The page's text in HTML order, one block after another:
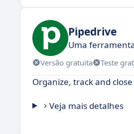
Pipedrive
Uma
Versão gratuita Teste
Organize, track and
Veja mais detalhes